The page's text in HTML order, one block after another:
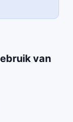
van